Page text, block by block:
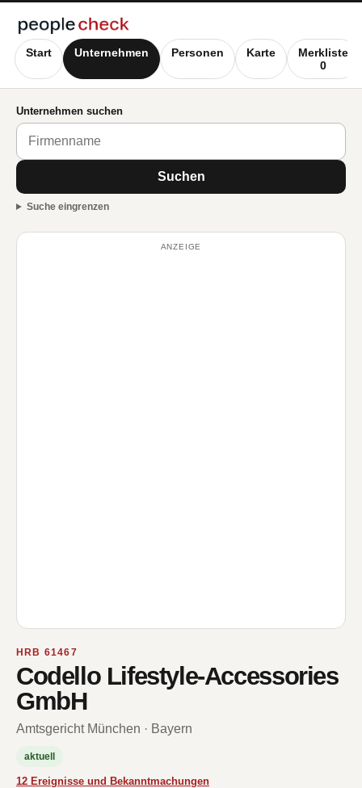
Start Unternehmen Personen Karte
Merkliste
0
Unternehmen suchen
Suchen
Suche eingrenzen
ANZEIGE
HRB 61467
Codello Lifestyle-Accessories
GmbH
Amtsgericht München · Bayern
aktuell
12 Ereignisse und Bekanntmachungen